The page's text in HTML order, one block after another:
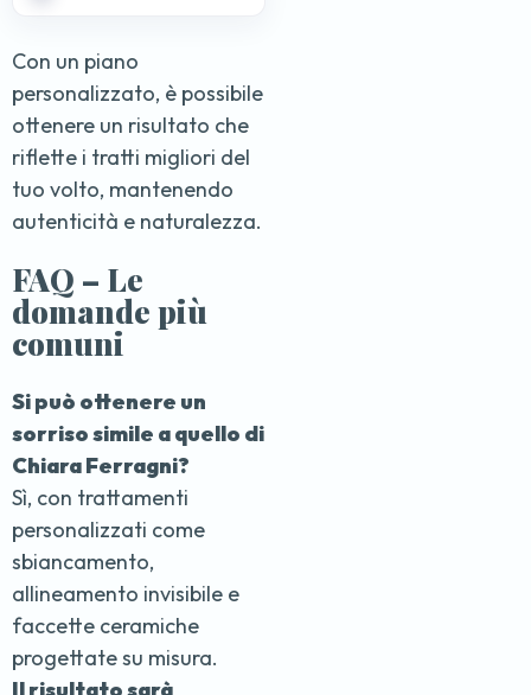
Con un piano
personalizzato, è possibile
ottenere un risultato che
riflette i tratti migliori del
tuo volto, mantenendo
autenticità e naturalezza.
FAQ – Le
domande più
comuni
Si può ottenere un
sorriso simile a quello di
Chiara Ferragni?
Sì, con trattamenti
personalizzati come
sbiancamento,
allineamento invisibile e
faccette ceramiche
progettate su misura.
Il risultato sarà